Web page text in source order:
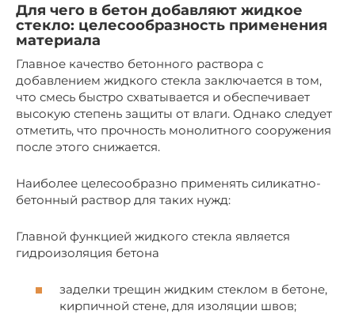
Для чего в бетон добавляют жидкое
стекло: целесообразность применения
материала
Главное качество бетонного раствора с
добавлением жидкого стекла заключается в том,
что смесь быстро схватывается и обеспечивает
высокую степень защиты от влаги. Однако следует
отметить, что прочность монолитного сооружения
после этого снижается.
Наиболее целесообразно применять силикатно-
бетонный раствор для таких нужд:
Главной функцией жидкого стекла является
гидроизоляция бетона
заделки трещин жидким стеклом в бетоне,
кирпичной стене, для изоляции швов;